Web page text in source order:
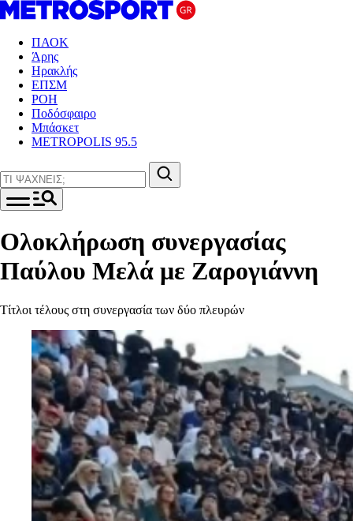
ΠΑΟΚ
Άρης
Ηρακλής
ΕΠΣΜ
ΡΟΗ
Ποδόσφαιρο
Μπάσκετ
METROPOLIS 95.5
Ολοκλήρωση συνεργασίας
Παύλου Μελά με Ζαρογιάννη
Τίτλοι τέλους στη συνεργασία των δύο πλευρών